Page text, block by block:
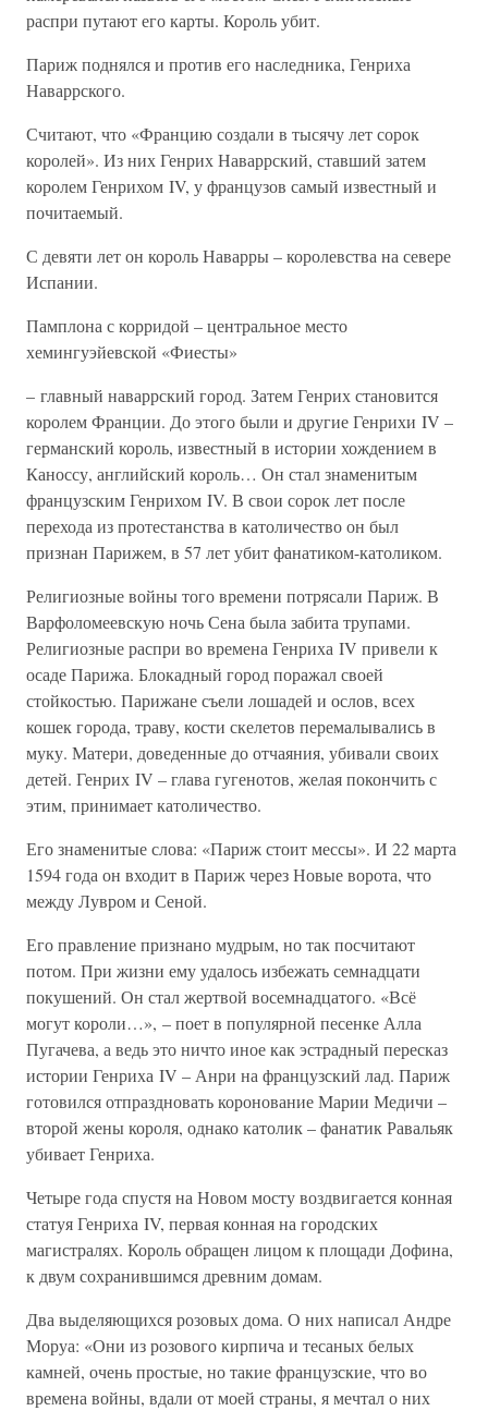
распри путают его карты. Король убит.
Париж поднялся и против его наследника, Генриха
Наваррского.
Считают, что «Францию создали в тысячу лет сорок
королей». Из них Генрих Наваррский, ставший затем
королем Генрихом IV, у французов самый известный и
почитаемый.
С девяти лет он король Наварры – королевства на севере
Испании.
Памплона с корридой – центральное место
хемингуэйевской «Фиесты»
– главный наваррский город. Затем Генрих становится
королем Франции. До этого были и другие Генрихи IV –
германский король, известный в истории хождением в
Каноссу, английский король… Он стал знаменитым
французским Генрихом IV. В свои сорок лет после
перехода из протестанства в католичество он был
признан Парижем, в 57 лет убит фанатиком-католиком.
Религиозные войны того времени потрясали Париж. В
Варфоломеевскую ночь Сена была забита трупами.
Религиозные распри во времена Генриха IV привели к
осаде Парижа. Блокадный город поражал своей
стойкостью. Парижане съели лошадей и ослов, всех
кошек города, траву, кости скелетов перемалывались в
муку. Матери, доведенные до отчаяния, убивали своих
детей. Генрих IV – глава гугенотов, желая покончить с
этим, принимает католичество.
Его знаменитые слова: «Париж стоит мессы». И 22 марта
1594 года он входит в Париж через Новые ворота, что
между Лувром и Сеной.
Его правление признано мудрым, но так посчитают
потом. При жизни ему удалось избежать семнадцати
покушений. Он стал жертвой восемнадцатого. «Всё
могут короли…», – поет в популярной песенке Алла
Пугачева, а ведь это ничто иное как эстрадный пересказ
истории Генриха IV – Анри на французский лад. Париж
готовился отпраздновать коронование Марии Медичи –
второй жены короля, однако католик – фанатик Равальяк
убивает Генриха.
Четыре года спустя на Новом мосту воздвигается конная
статуя Генриха IV, первая конная на городских
магистралях. Король обращен лицом к площади Дофина,
к двум сохранившимся древним домам.
Два выделяющихся розовых дома. О них написал Андре
Моруа: «Они из розового кирпича и тесаных белых
камней, очень простые, но такие французские, что во
времена войны, вдали от моей страны, я мечтал о них